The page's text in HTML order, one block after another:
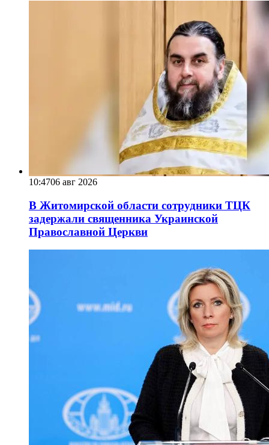
10:4706 авг 2026
В Житомирской области сотрудники ТЦК
задержали священника Украинской
Православной Церкви